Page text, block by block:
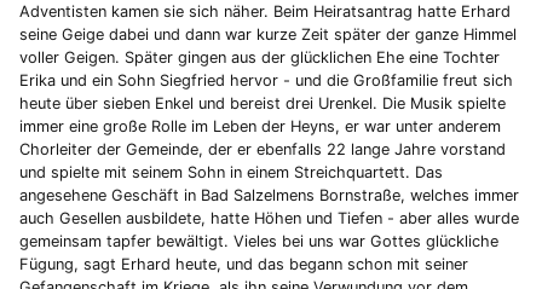
Adventisten kamen sie sich näher. Beim Heiratsantrag hatte Erhard
seine Geige dabei und dann war kurze Zeit später der ganze Himmel
voller Geigen. Später gingen aus der glücklichen Ehe eine Tochter
Erika und ein Sohn Siegfried hervor - und die Großfamilie freut sich
heute über sieben Enkel und bereist drei Urenkel. Die Musik spielte
immer eine große Rolle im Leben der Heyns, er war unter anderem
Chorleiter der Gemeinde, der er ebenfalls 22 lange Jahre vorstand
und spielte mit seinem Sohn in einem Streichquartett. Das
angesehene Geschäft in Bad Salzelmens Bornstraße, welches immer
auch Gesellen ausbildete, hatte Höhen und Tiefen - aber alles wurde
gemeinsam tapfer bewältigt. Vieles bei uns war Gottes glückliche
Fügung, sagt Erhard heute, und das begann schon mit seiner